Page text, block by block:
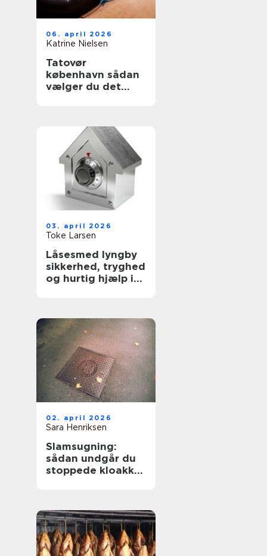
06. april 2026
Katrine Nielsen
Tatovør
københavn sådan
vælger du det
03. april 2026
Toke Larsen
Låsesmed lyngby
sikkerhed, tryghed
og hurtig hjælp i
02. april 2026
Sara Henriksen
Slamsugning:
sådan undgår du
stoppede kloakker